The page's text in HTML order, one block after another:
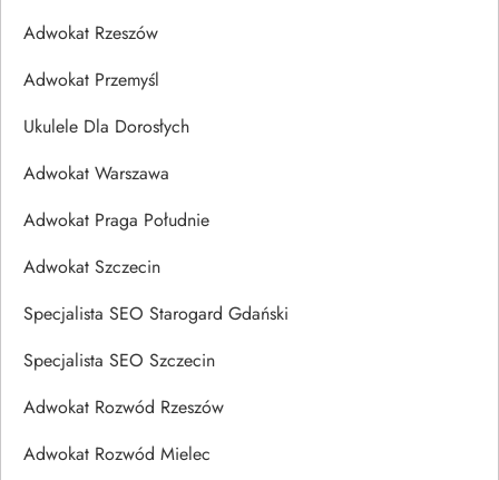
Adwokat Rzeszów
Adwokat Przemyśl
Ukulele Dla Dorosłych
Adwokat Warszawa
Adwokat Praga Południe
Adwokat Szczecin
Specjalista SEO Starogard Gdański
Specjalista SEO Szczecin
Adwokat Rozwód Rzeszów
Adwokat Rozwód Mielec